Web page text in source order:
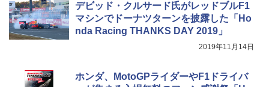
デビッド・クルサード氏がレッドブルF1
マシンでドーナツターンを披露した「Ho
nda Racing THANKS DAY 2019」
2019年11月14日
ホンダ、MotoGPライダーやF1ドライバ